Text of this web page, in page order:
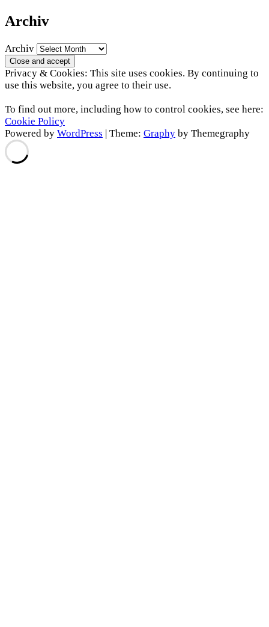
Archiv
Archiv
Privacy & Cookies: This site uses cookies. By continuing to
use this website, you agree to their use.
To find out more, including how to control cookies, see here:
Cookie Policy
Powered by WordPress | Theme: Graphy by Themegraphy